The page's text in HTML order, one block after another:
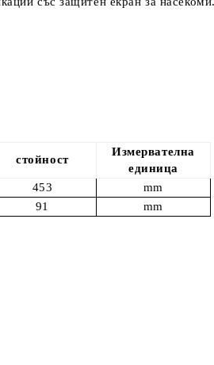
стойност
Измервателна
единица
453
mm
91 mm